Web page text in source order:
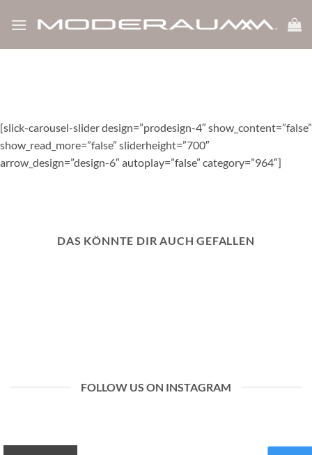
Inhalt
[slick-carousel-slider design=”prodesign-4″ show_content=”false”
show_read_more=”false” sliderheight=”700″
arrow_design=”design-6″ autoplay=”false” category=”964″]
bp_notify=”0″]
DAS KÖNNTE DIR AUCH GEFALLEN
FOLLOW US ON INSTAGRAM